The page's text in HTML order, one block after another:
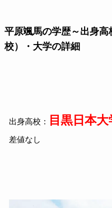
平原颯馬の学歴～出身
校）・大学の詳細
出身高校： 目黒日本
差値なし